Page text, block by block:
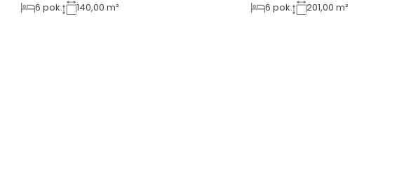
6 pok. 140,00 m²
6 pok. 201,00 m²